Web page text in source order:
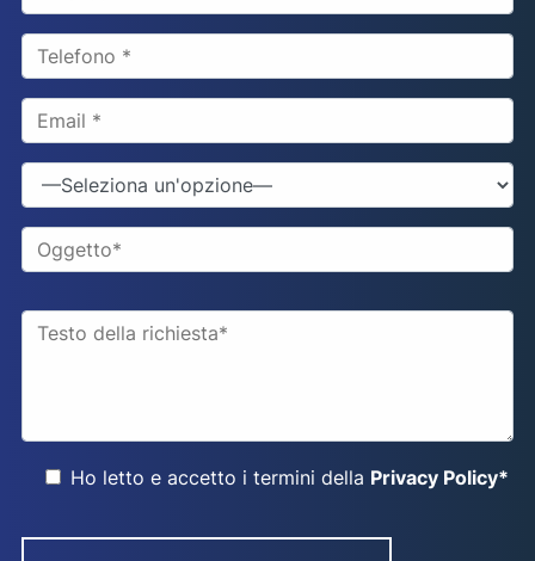
Ho letto e accetto i termini della Privacy Policy*